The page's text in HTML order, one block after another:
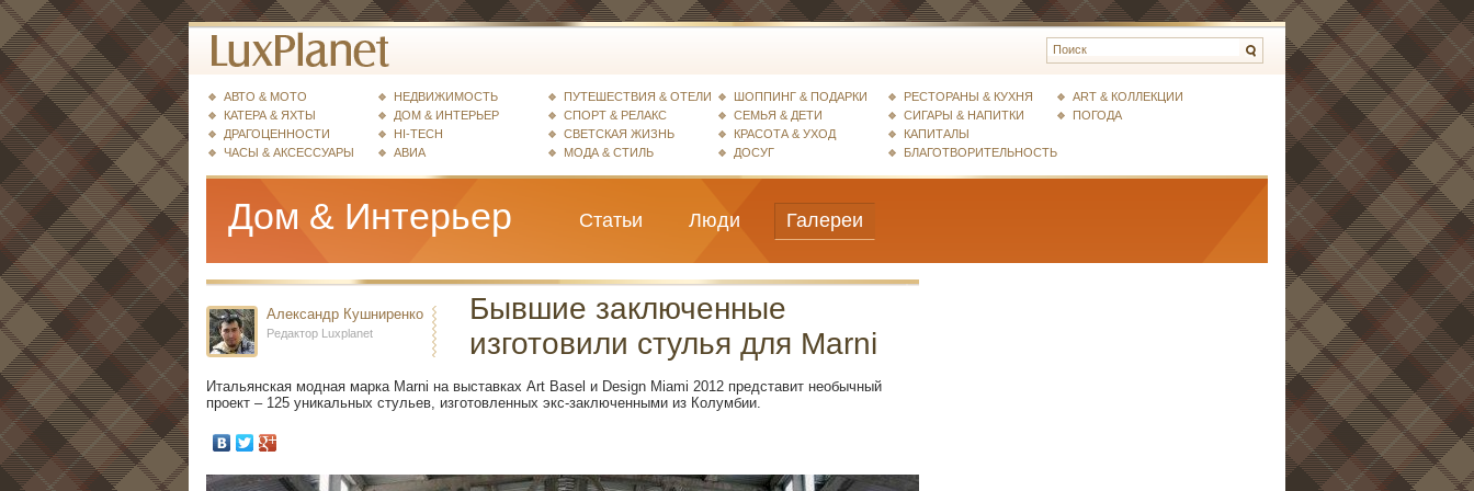
АВТО & МОТО
КАТЕРА & ЯХТЫ
ДРАГОЦЕННОСТИ
ЧАСЫ & АКСЕССУАРЫ
НЕДВИЖИМОСТЬ
ДОМ & ИНТЕРЬЕР
HI-TECH
АВИА
ПУТЕШЕСТВИЯ & ОТЕЛИ
СПОРТ & РЕЛАКС
СВЕТСКАЯ ЖИЗНЬ
МОДА & СТИЛЬ
ШОППИНГ & ПОДАРКИ
СЕМЬЯ & ДЕТИ
КРАСОТА & УХОД
ДОСУГ
РЕСТОРАНЫ & КУХНЯ
СИГАРЫ & НАПИТКИ
КАПИТАЛЫ
БЛАГОТВОРИТЕЛЬНОСТЬ
ART & КОЛЛЕКЦИИ
ПОГОДА
Дом & Интерьер Статьи Люди Галереи
Александр Кушниренко
Редактор Luxplanet
Бывшие заключенные
изготовили стулья для Marni
Итальянская модная марка Marni на выставках Art Basel и Design Miami 2012 представит необычный
проект – 125 уникальных стульев, изготовленных экс-заключенными из Колумбии.